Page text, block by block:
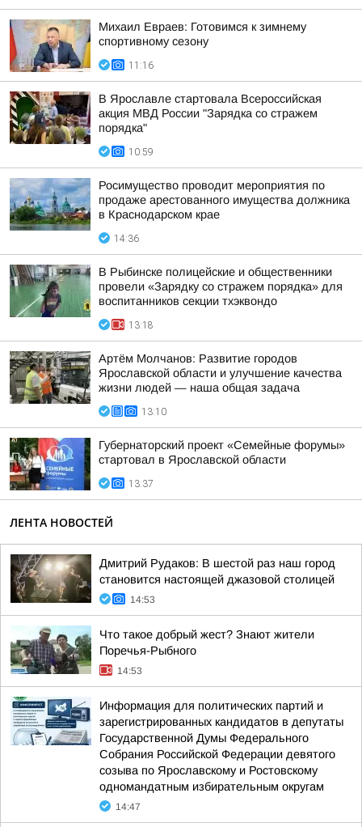
Михаил Евраев: Готовимся к зимнему
спортивному сезону
11:16
В Ярославле стартовала Всероссийская
акция МВД России "Зарядка со стражем
порядка"
10:59
Росимущество проводит мероприятия по
продаже арестованного имущества должника
в Краснодарском крае
14:36
В Рыбинске полицейские и общественники
провели «Зарядку со стражем порядка» для
воспитанников секции тхэквондо
13:18
Артём Молчанов: Развитие городов
Ярославской области и улучшение качества
жизни людей — наша общая задача
13:10
Губернаторский проект «Семейные форумы»
стартовал в Ярославской области
13:37
ЛЕНТА НОВОСТЕЙ
Дмитрий Рудаков: В шестой раз наш город
становится настоящей джазовой столицей
14:53
Что такое добрый жест? Знают жители
Поречья-Рыбного
14:53
Информация для политических партий и
зарегистрированных кандидатов в депутаты
Государственной Думы Федерального
Собрания Российской Федерации девятого
созыва по Ярославскому и Ростовскому
одномандатным избирательным округам
14:47